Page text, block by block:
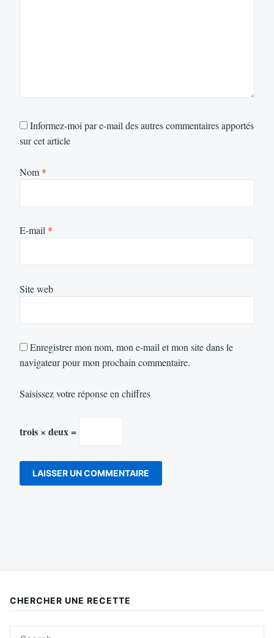
Informez-moi par e-mail des autres commentaires apportés
sur cet article
Nom *
E-mail *
Site web
Enregistrer mon nom, mon e-mail et mon site dans le
navigateur pour mon prochain commentaire.
Saisissez votre réponse en chiffres
trois × deux =
CHERCHER UNE RECETTE